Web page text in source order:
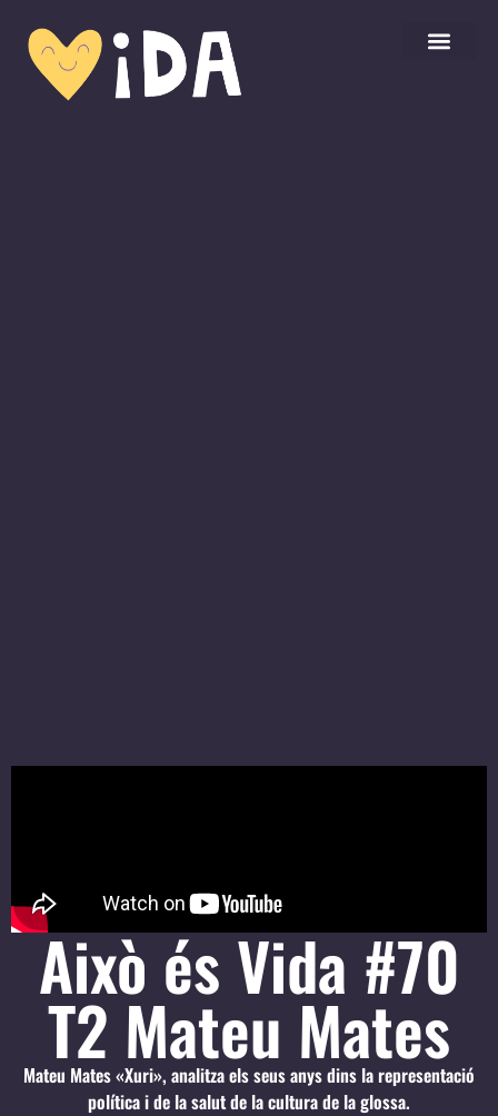
Això és Vida #70
T2 Mateu Mates
Mateu Mates «Xuri», analitza els seus anys dins la representació
política i de la salut de la cultura de la glossa.